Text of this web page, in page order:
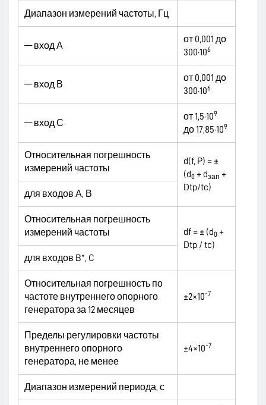
Диапазон измерений частоты, Гц
— вход А
от 0,001 до
300·106
— вход В
от 0,001 до
300·106
— вход С
от 1,5·109
до 17,85·109
Относительная погрешность
измерений частоты
d(f, P) = ±
(d0 + dзап +
Dtp/tc)
для входов А, В
Относительная погрешность
измерений частоты
df = ± (d0 +
Dtp / tc)
для входов B*, C
Относительная погрешность по
частоте внутреннего опорного
генератора за 12 месяцев
±2×10-7
Пределы регулировки частоты
внутреннего опорного
генератора, не менее
±4×10-7
Диапазон измерений периода, с